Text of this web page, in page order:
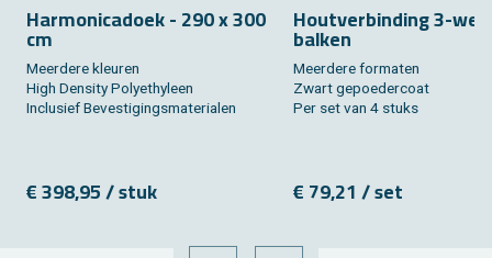
Har­mo­ni­ca­doek - 290 x 300
cm
Meer­de­re kleu­ren
High Den­si­ty Po­ly­e­thy­leen
In­clu­sief Be­ves­ti­gings­ma­te­ri­a­len
€ 398,95 / stuk
Hout­ver­bin­ding 3-
bal­ken
Meer­de­re for­ma­ten
Zwart ge­poe­der­coat
Per set van 4 stuks
€ 79,21 / set